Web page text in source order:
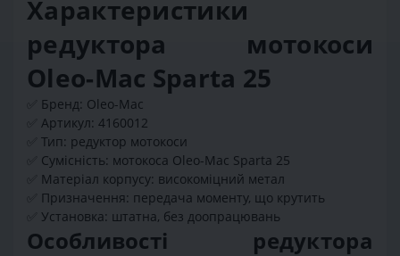
Характеристики
редуктора мотокоси
Oleo-Mac Sparta 25
✅ Бренд: Oleo-Mac
✅ Артикул: 4160012
✅ Тип: редуктор мотокоси
✅ Сумісність: мотокоса Oleo-Mac Sparta 25
✅ Матеріал корпусу: високоміцний метал
✅ Призначення: передача моменту, що крутить
✅ Установка: штатна, без доопрацювань
Особливості редуктора